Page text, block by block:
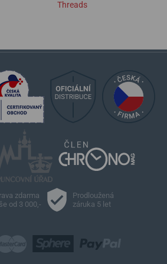
Threads
zdarma
od 3 000,-
Prodloužená
záruka 5 let